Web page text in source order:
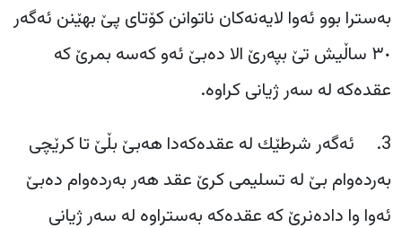
بەسترا بوو ئەوا لایەنەکان ناتوانن کۆتای پێ بهێنن ئەگەر
٣٠ ساڵیش تێ بپەرێ الا دەبێ ئەو کەسە بمرێ کە
عقدەکە لە سەر ژیانی کراوە.
3. ‎ ئەگەر شرطێك لە عقدەکەدا هەبێ بڵێ تا کرێچی
بەردەوام بێ لە تسلیمی کرێ عقد هەر بەردەوام دەبێ
ئەوا وا دادەنرێ کە عقدەکە بەستراوە لە سەر ژیانی